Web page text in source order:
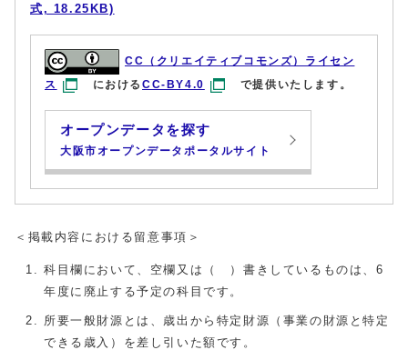
式, 18.25KB)
CC（クリエイティブコモンズ）ライセン
ス
におけるCC-BY4.0 で提供いたします。
オープンデータを探す
大阪市オープンデータポータルサイト
＜掲載内容における留意事項＞
科目欄において、空欄又は（ ）書きしているものは、6
年度に廃止する予定の科目です。
所要一般財源とは、歳出から特定財源（事業の財源と特定
できる歳入）を差し引いた額です。